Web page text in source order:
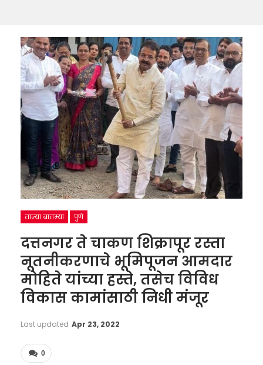
ताज्या बातम्या पुणे
दत्तनगर ते चाकण शिक्रापूर रस्ता
नूतनीकरणाचे भूमिपूजन आमदार
मोहिते यांच्या हस्ते, तसेच विविध
विकास कामांसाठी निधी मंजूर
Last updated Apr 23, 2022
0